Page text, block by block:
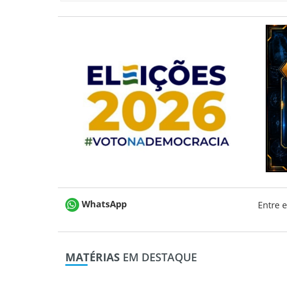
WhatsApp Entre
MATÉRIAS EM DESTAQUE